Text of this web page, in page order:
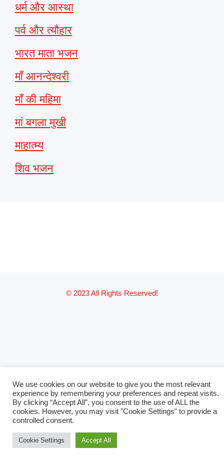
धर्म और आस्था
पर्व और त्यौहार
भारत माता भजन
माँ आनन्देश्वरी
माँ की महिमा
मां बगला मुखी
माहात्म्य
शिव भजन
© 2023 All Rights Reserved!
We use cookies on our website to give you the most relevant
experience by remembering your preferences and repeat visits.
By clicking “Accept All”, you consent to the use of ALL the
cookies. However, you may visit "Cookie Settings" to provide a
controlled consent.
Cookie Settings Accept All